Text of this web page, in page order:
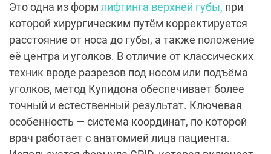
Это одна из форм лифтинга верхней губы, при
которой хирургическим путём корректируется
расстояние от носа до губы, а также положение
её центра и уголков. В отличие от классических
техник вроде разрезов под носом или подъёма
уголков, метод Купидона обеспечивает более
точный и естественный результат. Ключевая
особенность — система координат, по которой
врач работает с анатомией лица пациента.